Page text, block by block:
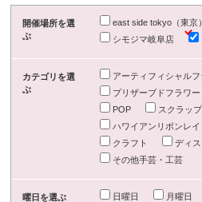
開催場所を選
ぶ
east side tokyo（東京）
シモジマ岐阜店
カテゴリを選
ぶ
アーティフィシャルフ
プリザーブドフラワー
POP
スクラッ
ハワイアンリボンレイ
クラフト
ディ
その他手芸・工芸
曜日を選ぶ 日曜日 月曜日